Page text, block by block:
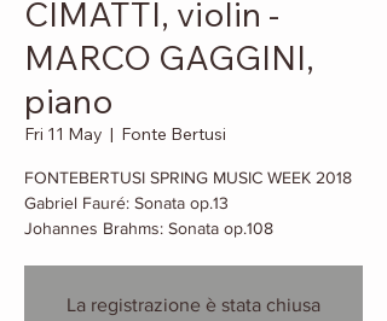
CIMATTI, violin -
MARCO GAGGINI,
piano
Fri 11 May
  |
Fonte Bertusi
FONTEBERTUSI SPRING MUSIC WEEK 2018
Gabriel Fauré: Sonata op.13
Johannes Brahms: Sonata op.108
La registrazione è stata chiusa